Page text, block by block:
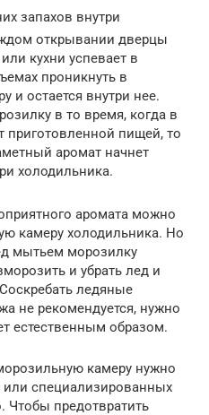
запахов внутри
открывании дверцы
кухни успевает в
проникнуть в
и остается внутри нее.
в то время, когда в
приготовленной пищей, то
аромат начнет
холодильника.
аромата можно
камеру холодильника. Но
мытьем морозилку
и убрать лед и
ледяные
не рекомендуется, нужно
естественным образом.
камеру нужно
специализированных
Чтобы предотвратить